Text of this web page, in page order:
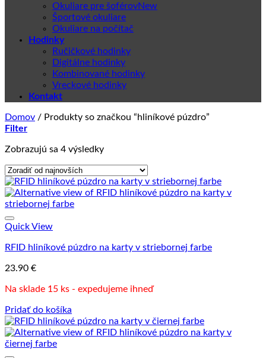
Okuliare pre šoférov
Športové okuliare
Okuliare na počítač
Hodinky
Ručičkové hodinky
Digitálne hodinky
Kombinované hodinky
Vreckové hodinky
Kontakt
Domov / Produkty so značkou “hliníkové púzdro”
Filter
Zobrazujú sa 4 výsledkyZoradené
najnovších
Quick View
RFID hliníkové púzdro na karty v striebornej farbe
23.90 €
Na sklade 15 ks - expedujeme ihneď
Pridať do košíka